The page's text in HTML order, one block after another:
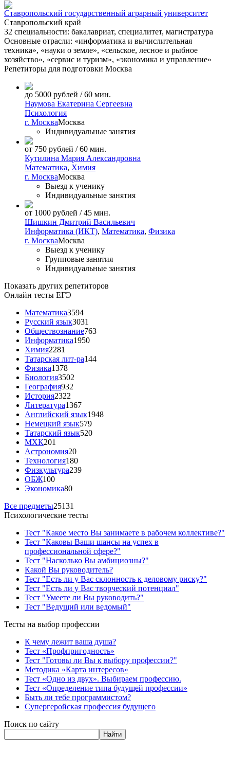
Ставропольский государственный аграрный университет
Ставропольский край
32 специальности: бакалавриат, специалитет, магистратура
Основные отрасли: «информатика и вычислительная
техника», «науки о земле», «сельское, лесное и рыбное
хозяйство», «сервис и туризм», «экономика и управление»
Репетиторы для подготовки Москва
до 5000 рублей / 60 мин.
Наумова Екатерина Сергеевна
Психология
г. МоскваМосква
Индивидуальные занятия
от 750 рублей / 60 мин.
Кутилина Мария Александровна
Математика, Химия
г. МоскваМосква
Выезд к ученику
Индивидуальные занятия
от 1000 рублей / 45 мин.
Шишкин Дмитрий Васильевич
Информатика (ИКТ), Математика, Физика
г. МоскваМосква
Выезд к ученику
Групповые занятия
Индивидуальные занятия
Показать других репетиторов
Онлайн тесты ЕГЭ
Математика3594
Русский язык3031
Обществознание763
Информатика1950
Химия2281
Татарская лит-ра144
Физика1378
Биология3502
География932
История2322
Литература1367
Английский язык1948
Немецкий язык579
Татарский язык520
МХК201
Астрономия20
Технология180
Физкультура239
ОБЖ100
Экономика80
Все предметы25131
Психологические тесты
Тест "Какое место Вы занимаете в рабочем коллективе?"
Тест "Каковы Ваши шансы на успех в
профессиональной сфере?"
Тест "Насколько Вы амбициозны?"
Какой Вы руководитель?
Тест "Есть ли у Вас склонность к деловому риску?"
Тест "Есть ли у Вас творческий потенциал"
Тест "Умеете ли Вы руководить?"
Тест "Ведущий или ведомый"
Тесты на выбор профессии
К чему лежит ваша душа?
Тест «Профпригодность»
Тест "Готовы ли Вы к выбору профессии?"
Методика «Карта интересов»
Тест «Одно из двух». Выбираем профессию.
Тест «Определение типа будущей профессии»
Быть ли тебе программистом?
Супергеройская профессия будущего
Поиск по сайту
Найти